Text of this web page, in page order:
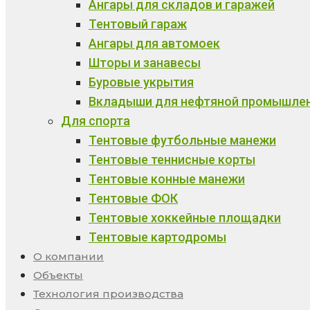
Ангары для складов и гаражей
Тентовый гараж
Ангары для автомоек
Шторы и занавесы
Буровые укрытия
Вкладыши для нефтяной
Для спорта
Тентовые футбольные манежи
Тентовые теннисные корты
Тентовые конные манежи
Тентовые ФОК
Тентовые хоккейные площадки
Тентовые картодромы
О компании
Объекты
Технология производства